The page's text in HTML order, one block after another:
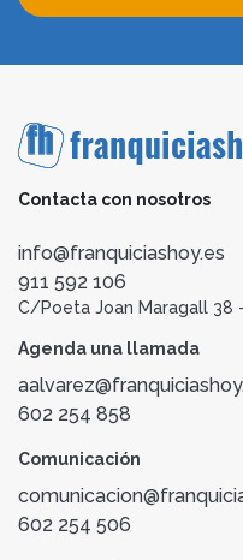
Contacta con nosotros
info@franquiciashoy.es
911 592 106
C/Poeta Joan Maragall 38
Agenda una llamada
602 254 858
Comunicación
602 254 506